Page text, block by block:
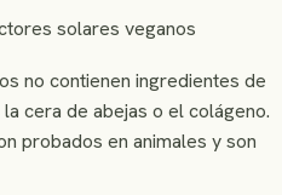
solares veganos
no contienen ingredientes de
cera de abejas o el colágeno.
probados en animales y son